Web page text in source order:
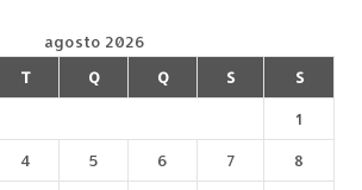
agosto 2026
T Q Q S S
1
4 5 6 7 8